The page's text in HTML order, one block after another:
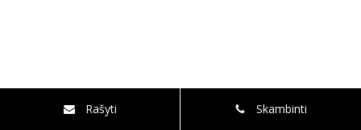
Rašyti Skambinti